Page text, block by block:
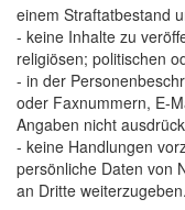
einem Straftatbestand
- keine Inhalte zu
religiösen; politischen
- in der
oder Faxnummern, E-
Angaben nicht
- keine Handlungen
persönliche Daten von
an Dritte weiterzugeben.